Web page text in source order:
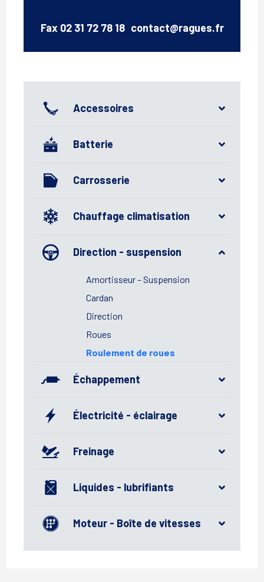
Accessoires
Batterie
Carrosserie
Chauffage climatisation
Direction - suspension
Amortisseur – Suspension
Cardan
Direction
Roues
Roulement de roues
Échappement
Électricité - éclairage
Freinage
Liquides - lubrifiants
Moteur - Boîte de vitesses
Fax 02 31 72 78 18 Email
contact@ragues.fr